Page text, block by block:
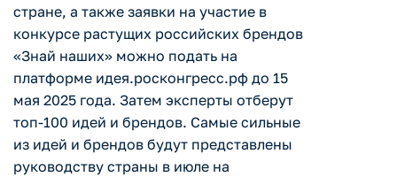
стране, а также заявки на участие в
конкурсе растущих российских брендов
«Знай наших» можно подать на
платформе идея.росконгресс.рф до 15
мая 2025 года. Затем эксперты отберут
топ-100 идей и брендов. Самые сильные
из идей и брендов будут представлены
руководству страны в июле на